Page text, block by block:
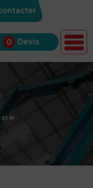
0 Devis
M